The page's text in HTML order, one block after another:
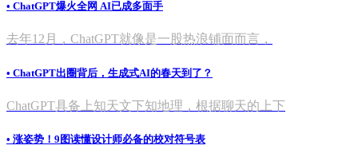
• ChatGPT爆火全网 AI已成多面手
去年12月，ChatGPT就像是一股热浪铺面而言，
• ChatGPT出圈背后，生成式AI的春天到了？
ChatGPT具备上知天文下知地理，根据聊天的上下
• 涨姿势！9图读懂设计师必备的校对符号表